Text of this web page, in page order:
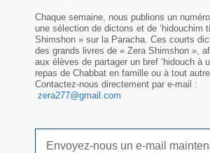
Chaque semaine, nous publions un
une sélection de dictons et de ‘hidouchim
Shimshon » sur la Paracha. Ces courts
des grands livres de « Zera Shimshon »,
aux élèves de partager un bref ‘hidouch à
repas de Chabbat en famille ou à tout
Contactez-nous directement par e-mail :
zera277@gmail.com